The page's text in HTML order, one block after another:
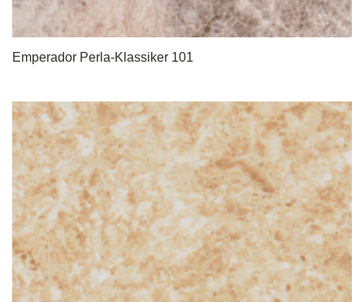
Emperador Perla-Klassiker 101